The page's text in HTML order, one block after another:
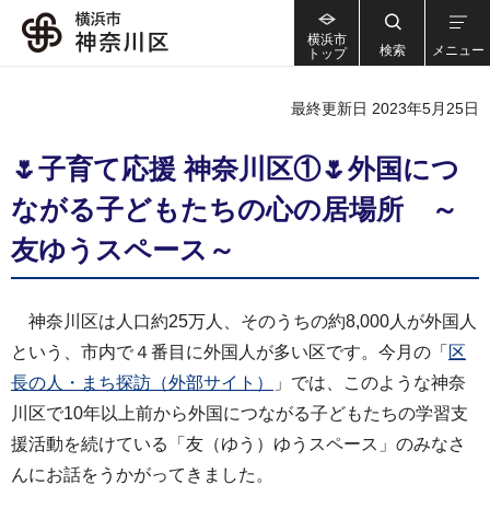
横浜市
トップ
検索 メニュー
最終更新日 2023年5月25日
🌷子育て応援 神奈川区①🌷外国につ
ながる子どもたちの心の居場所 ～
友ゆうスペース～
神奈川区は人口約25万人、そのうちの約8,000人が外国人
という、市内で４番目に外国人が多い区です。今月の「 区
長の人・まち探訪（外部サイト）
」では、このような神奈
川区で10年以上前から外国につながる子どもたちの学習支
援活動を続けている「友（ゆう）ゆうスペース」のみなさ
んにお話をうかがってきました。